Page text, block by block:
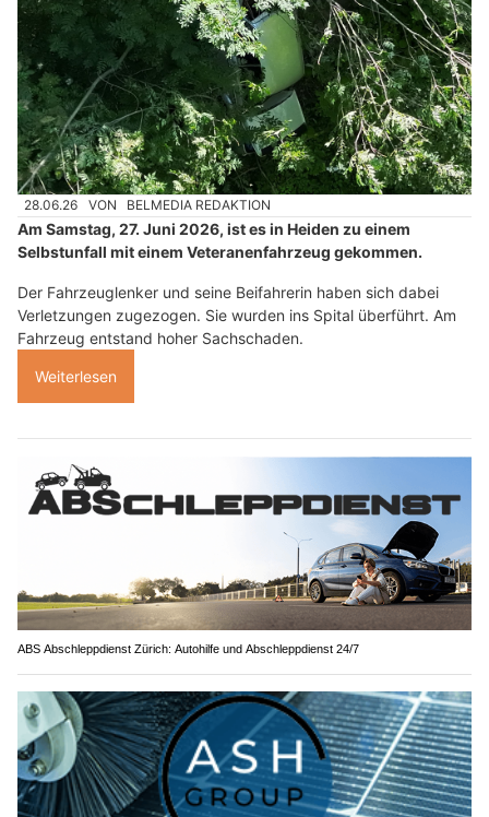
28.06.26 VON BELMEDIA REDAKTION
Am Samstag, 27. Juni 2026, ist es in Heiden zu einem
Selbstunfall mit einem Veteranenfahrzeug gekommen.
Der Fahrzeuglenker und seine Beifahrerin haben sich dabei
Verletzungen zugezogen. Sie wurden ins Spital überführt. Am
Fahrzeug entstand hoher Sachschaden.
Weiterlesen
ABS Abschleppdienst Zürich: Autohilfe und Abschleppdienst 24/7